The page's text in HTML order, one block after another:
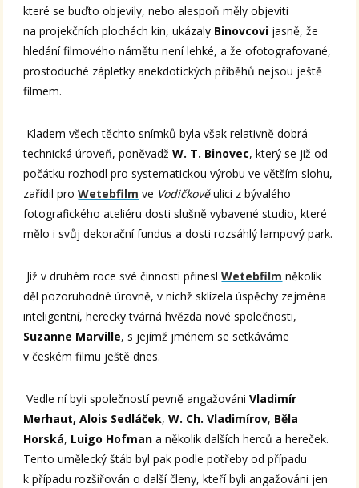
které se buďto objevily, nebo alespoň měly objeviti
na projekčních plochách kin, ukázaly Binovcovi jasně, že
hledání filmového námětu není lehké, a že ofotografované,
prostoduché zápletky anekdotických příběhů nejsou ještě
filmem.
Kladem všech těchto snímků byla však relativně dobrá
technická úroveň, poněvadžW. T. Binovec, který se již od
počátku rozhodl pro systematickou výrobu ve větším slohu,
zařídil proWetebfilm ve Vodičkověulici z bývalého
fotografického ateliéru dosti slušně vybavené studio, které
mělo i svůj dekorační fundus a dosti rozsáhlý lampový park.
Již v druhém roce své činnosti přineslWetebfilm několik
děl pozoruhodné úrovně, v nichž sklízela úspěchy zejména
inteligentní, herecky tvárná hvězda nové společnosti,
Suzanne Marville, s jejímž jménem se setkáváme
v českém filmu ještě dnes.
Vedle ní byli společností pevně angažovániVladimír
Merhaut, Alois Sedláček,W. Ch. Vladimírov, Běla
Horská, Luigo Hofman a několik dalších herců a hereček.
Tento umělecký štáb byl pak podle potřeby od případu
k případu rozšiřován o další členy, kteří byli angažováni jen